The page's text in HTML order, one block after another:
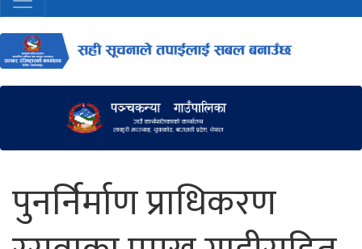
पुनर्निर्माण प्राधिकरण